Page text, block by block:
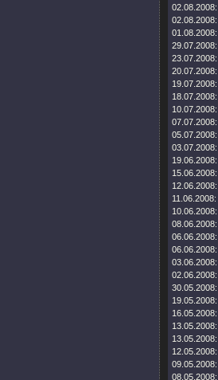
02.08.2008:
02.08.2008:
01.08.2008:
29.07.2008:
23.07.2008:
20.07.2008:
19.07.2008:
18.07.2008:
10.07.2008:
07.07.2008:
05.07.2008:
03.07.2008:
19.06.2008:
15.06.2008:
12.06.2008:
11.06.2008:
10.06.2008:
08.06.2008:
06.06.2008:
06.06.2008:
03.06.2008:
02.06.2008:
30.05.2008:
19.05.2008:
16.05.2008:
13.05.2008:
13.05.2008:
12.05.2008:
09.05.2008:
08.05.2008: